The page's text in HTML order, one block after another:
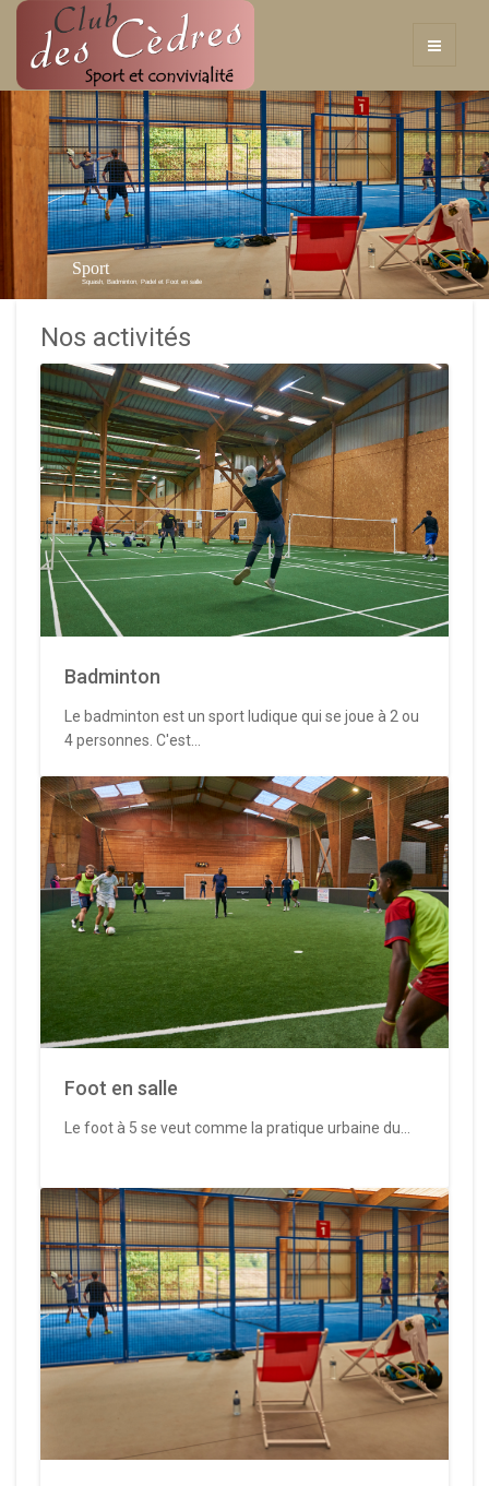
Sport
Squash, Badminton, Padel et Foot en salle
Nos activités
Badminton
Le badminton est un sport ludique qui se joue à 2 ou
4 personnes. C'est...
Foot en salle
Le foot à 5 se veut comme la pratique urbaine du...